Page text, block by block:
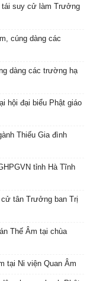
tái suy cử làm Trưởng
cúng dàng các
dàng các trường hạ
hội đại biểu Phật giáo
Thiếu Gia đình
tỉnh Hà Tĩnh
tân Trưởng ban Trị
Thế Âm tại chùa
tại Ni viện Quan Âm